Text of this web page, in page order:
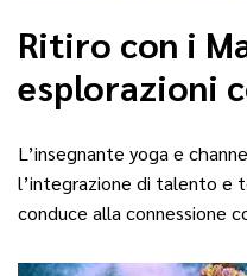
Ritiro con i
esplorazioni
L’insegnante yoga e
l’integrazione di talento e
conduce alla connessione